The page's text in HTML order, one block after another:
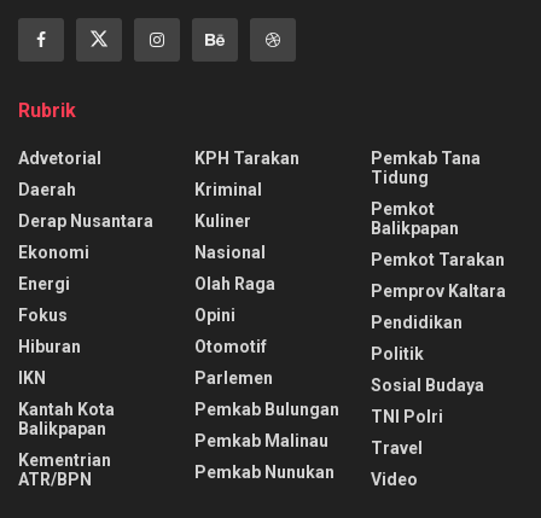
Rubrik
Advetorial
Daerah
Derap Nusantara
Ekonomi
Energi
Fokus
Hiburan
IKN
Kantah Kota
Balikpapan
Kementrian
ATR/BPN
KPH Tarakan
Kriminal
Kuliner
Nasional
Olah Raga
Opini
Otomotif
Parlemen
Pemkab Bulungan
Pemkab Malinau
Pemkab Nunukan
Pemkab Tana
Tidung
Pemkot
Balikpapan
Pemkot Tarakan
Pemprov Kaltara
Pendidikan
Politik
Sosial Budaya
TNI Polri
Travel
Video